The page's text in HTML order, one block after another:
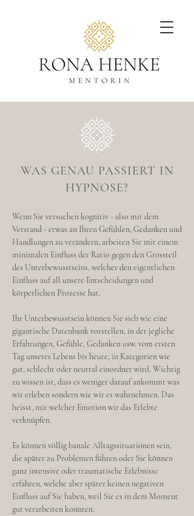
WAS GENAU PASSIERT IN
HYPNOSE?
Wenn Sie versuchen kognitiv - also mit dem
Verstand - etwas an Ihren Gefühlen, Gedanken und
Handlungen zu verändern, arbeiten Sie mit einem
minimalen Einfluss der Ratio gegen den Grossteil
des Unterbewusstseins, welcher den eigentlichen
Einfluss auf all unsere Entscheidungen und
körperlichen Prozesse hat.
Ihr Unterbewusstsein können Sie sich wie eine
gigantische Datenbank vorstellen, in der jegliche
Erfahrungen, Gefühle, Gedanken usw. vom ersten
Tag unseres Lebens bis heute, in Kategorien wie
gut, schlecht oder neutral einordnet wird. Wichtig
zu wissen ist, dass es weniger darauf ankommt was
wir erleben sondern wie wir es wahrnehmen. Das
heisst, mit welcher Emotion wir das Erlebte
verknüpfen.
Es können völlig banale Alltagssituationen sein,
die später zu Problemen führen oder Sie können
ganz intensive oder traumatische Erlebnisse
erfahren, welche aber später keinen negativen
Einfluss auf Sie haben, weil Sie es in dem Moment
gut verarbeiten konnten.